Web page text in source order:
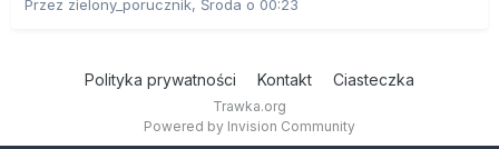
Przez zielony_porucznik, Środa o 00:23
Polityka prywatności Kontakt Ciasteczka
Trawka.org
Powered by Invision Community